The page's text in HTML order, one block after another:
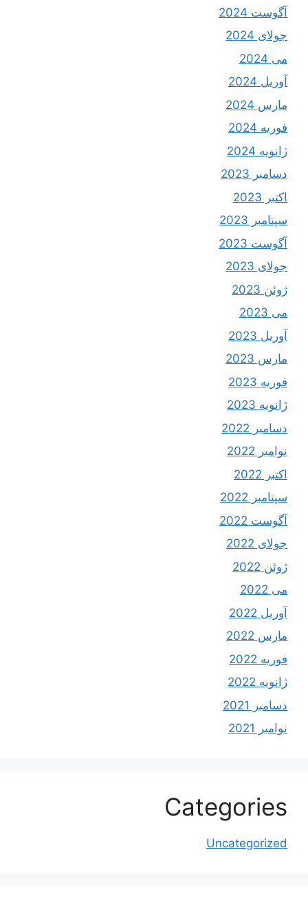
آگوست 2024
جولای 2024
می 2024
آوریل 2024
مارس 2024
فوریه 2024
ژانویه 2024
دسامبر 2023
اکتبر 2023
سپتامبر 2023
آگوست 2023
جولای 2023
ژوئن 2023
می 2023
آوریل 2023
مارس 2023
فوریه 2023
ژانویه 2023
دسامبر 2022
نوامبر 2022
اکتبر 2022
سپتامبر 2022
آگوست 2022
جولای 2022
ژوئن 2022
می 2022
آوریل 2022
مارس 2022
فوریه 2022
ژانویه 2022
دسامبر 2021
نوامبر 2021
Categories
Uncategorized